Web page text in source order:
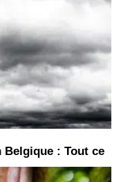
Belgique : Tout ce